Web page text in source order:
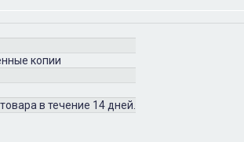
копии
в течение 14 дней.